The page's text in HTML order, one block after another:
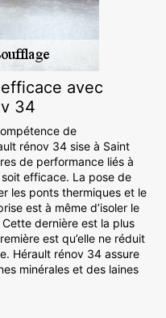
avec
34
de
rénov 34 sise à Saint
de performance liés à
soit efficace. La pose de
les ponts thermiques et le
est à même d’isoler le
Cette dernière est la plus
est qu’elle ne réduit
Hérault rénov 34 assure
minérales et des laines